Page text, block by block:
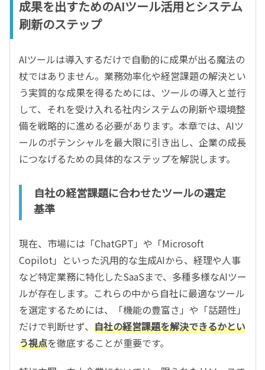
成果を出すためのAIツール活用とシステム
刷新のステップ
AIツールは導入するだけで自動的に成果が出る魔法の
杖ではありません。業務効率化や経営課題の解決とい
う実質的な成果を得るためには、ツールの導入と並行
して、それを受け入れる社内システムの刷新や環境整
備を戦略的に進める必要があります。本章では、AIツ
ールのポテンシャルを最大限に引き出し、企業の成長
につなげるための具体的なステップを解説します。
自社の経営課題に合わせたツールの選定
基準
現在、市場には「ChatGPT」や「Microsoft
Copilot」といった汎用的な生成AIから、経理や人事
など特定業務に特化したSaaSまで、多種多様なAIツー
ルが存在します。これらの中から自社に最適なツール
を選定するためには、「機能の豊富さ」や「話題性」
だけで判断せず、 自社の経営課題を解決できるかとい
う視点を徹底することが重要です。